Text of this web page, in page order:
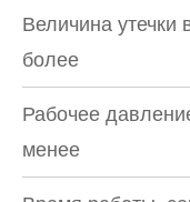
Величина утечки
более
Рабочее
менее